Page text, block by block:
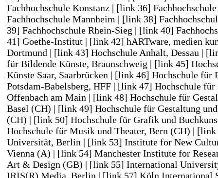
Fachhochschule Konstanz | [link 36]
Fachhochschule Mannheim | [link 38]
39] Fachhochschule Rhein-Sieg | [link 40]
41] Goethe-Institut | [link 42] hARTware, medien
Dortmund | [link 43] Hochschule Anhalt, Dessau |
für Bildende Künste, Braunschweig | [link 45]
Künste Saar, Saarbrücken | [link 46] Hochschule für
Potsdam-Babelsberg, HFF | [link 47] Hochschule für
Offenbach am Main | [link 48] Hochschule für
Basel (CH) | [link 49] Hochschule für Gestaltung
(CH) | [link 50] Hochschule für Grafik und
Hochschule für Musik und Theater, Bern (CH) | [link
Universität, Berlin | [link 53] Institute for New
Vienna (A) | [link 54] Manchester Institute for
Art & Design (GB) | [link 55] International
IRIS(R) Media, Berlin | [link 57] Köln International